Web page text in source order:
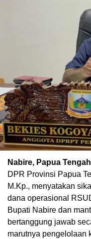
Nabire, Papua
DPR Provinsi Papua
M.Kp., menyatakan
dana operasional
Bupati Nabire dan
bertanggung jawab
marutnya pengelolaan